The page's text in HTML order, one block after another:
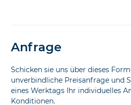
Anfrage
Schicken sie uns über dieses
unverbindliche Preisanfrage und
eines Werktags Ihr individuelles
Konditionen.